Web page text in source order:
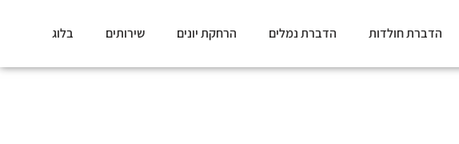
הדברת חולדות הדברת נמלים הרחקת יונים שירותים בלוג